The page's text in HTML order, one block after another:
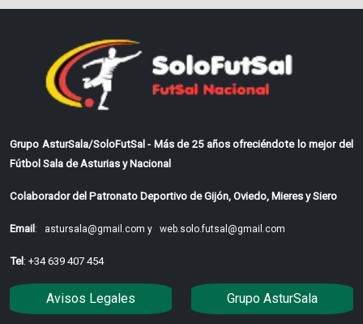
Grupo AsturSala/SoloFutSal - Más de 25 años ofreciéndote lo mejor del
Fútbol Sala de Asturias y Nacional
Colaborador del Patronato Deportivo de Gijón, Oviedo, Mieres y Siero
Email: astursala@gmail.com y web.solo.futsal@gmail.com
Tel: +34 639 407 454
Avisos Legales Grupo AsturSala